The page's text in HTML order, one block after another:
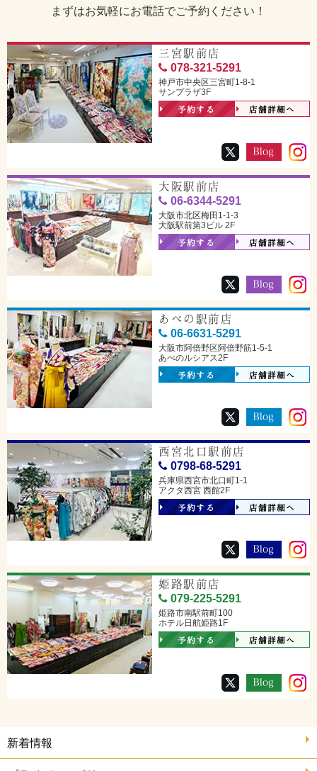
まずはお気軽にお電話でご予約ください！
三宮駅前店
078-321-5291
神戸市中央区三宮町1-8-1
サンプラザ3F
予約する 店舗詳細へ
大阪駅前店
06-6344-5291
大阪市北区梅田1-1-3
大阪駅前第3ビル 2F
予約する 店舗詳細へ
あべの駅前店
06-6631-5291
大阪市阿倍野区阿倍野筋1-5-1
あべのルシアス2F
予約する 店舗詳細へ
西宮北口駅前店
0798-68-5291
兵庫県西宮市北口町1-1
アクタ西宮 西館2F
予約する 店舗詳細へ
姫路駅前店
079-225-5291
姫路市南駅前町100
ホテル日航姫路1F
予約する 店舗詳細へ
新着情報